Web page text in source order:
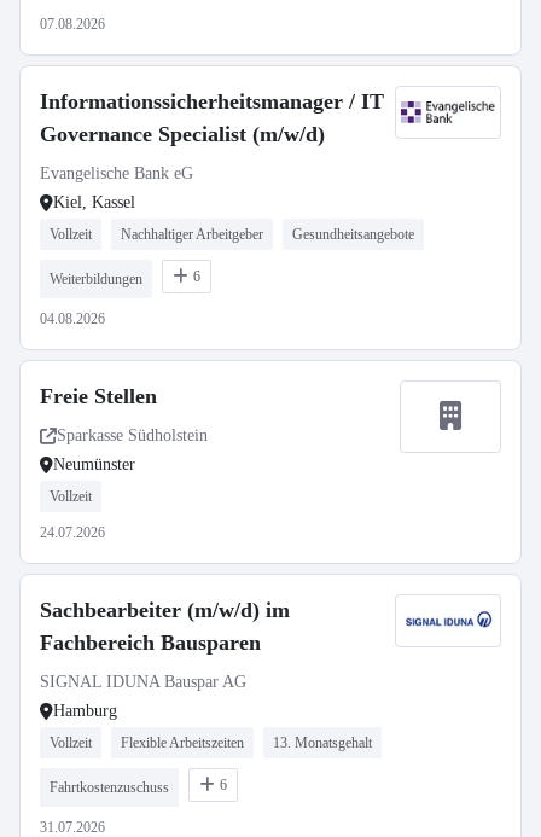
07.08.2026
Informationssicherheitsmanager / IT
Governance Specialist (m/w/d)
Evangelische Bank eG
Kiel, Kassel
Vollzeit Nachhaltiger Arbeitgeber Gesundheitsangebote
Weiterbildungen 6
04.08.2026
Freie Stellen
Sparkasse Südholstein
Neumünster
Vollzeit
24.07.2026
Sachbearbeiter (m/w/d) im
Fachbereich Bausparen
SIGNAL IDUNA Bauspar AG
Hamburg
Vollzeit Flexible Arbeitszeiten 13. Monatsgehalt
Fahrtkostenzuschuss 6
31.07.2026